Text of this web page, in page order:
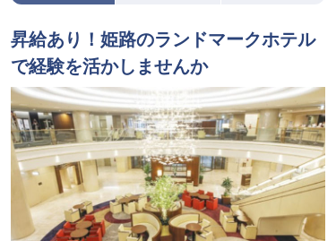
昇給あり！姫路のランドマークホテル
で経験を活かしませんか